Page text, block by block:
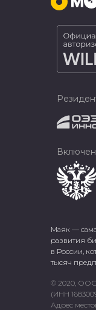
Маяк —
развития
в России,
тысяч
© 2020, ООО
(ИНН
Адрес